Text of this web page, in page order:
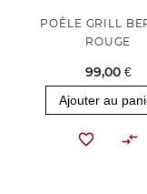
POÊLE GRILL
ROUGE
99,00 €
Ajouter au